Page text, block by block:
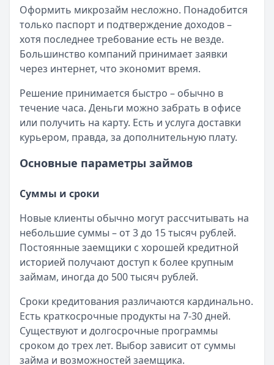
Оформить микрозайм несложно. Понадобится
только паспорт и подтверждение доходов –
хотя последнее требование есть не везде.
Большинство компаний принимает заявки
через интернет, что экономит время.
Решение принимается быстро – обычно в
течение часа. Деньги можно забрать в офисе
или получить на карту. Есть и услуга доставки
курьером, правда, за дополнительную плату.
Основные параметры займов
Суммы и сроки
Новые клиенты обычно могут рассчитывать на
небольшие суммы – от 3 до 15 тысяч рублей.
Постоянные заемщики с хорошей кредитной
историей получают доступ к более крупным
займам, иногда до 500 тысяч рублей.
Сроки кредитования различаются кардинально.
Есть краткосрочные продукты на 7-30 дней.
Существуют и долгосрочные программы
сроком до трех лет. Выбор зависит от суммы
займа и возможностей заемщика.